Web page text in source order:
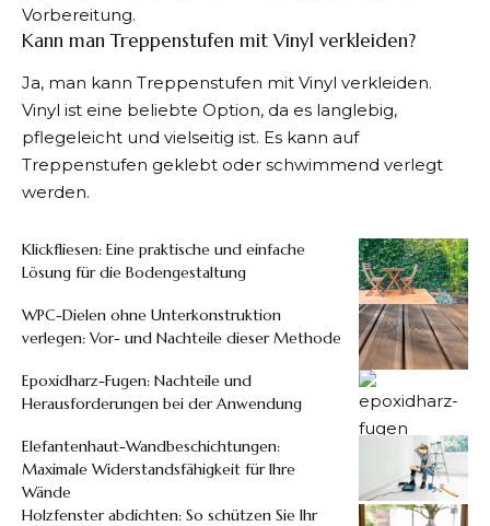
Vorbereitung.
Kann man Treppenstufen mit Vinyl verkleiden?
Ja, man kann Treppenstufen mit Vinyl verkleiden.
Vinyl ist eine beliebte Option, da es langlebig,
pflegeleicht und vielseitig ist. Es kann auf
Treppenstufen geklebt oder schwimmend verlegt
werden.
Klickfliesen: Eine praktische und einfache
Lösung für die Bodengestaltung
WPC-Dielen ohne Unterkonstruktion
verlegen: Vor- und Nachteile dieser Methode
Epoxidharz-Fugen: Nachteile und
Herausforderungen bei der Anwendung
Elefantenhaut-Wandbeschichtungen:
Maximale Widerstandsfähigkeit für Ihre
Wände
Holzfenster abdichten: So schützen Sie Ihr